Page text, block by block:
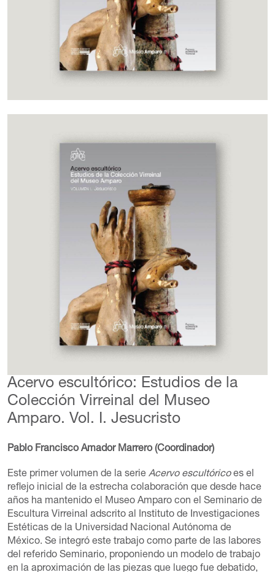
Acervo escultórico: Estudios de la
Colección Virreinal del Museo
Amparo. Vol. I. Jesucristo
Pablo Francisco Amador Marrero (Coordinador)
Este primer volumen de la serie Acervo escultóricoes el
reflejo inicial de la estrecha colaboración que desde hace
años ha mantenido el Museo Amparo con el Seminario de
Escultura Virreinal adscrito al Instituto de Investigaciones
Estéticas de la Universidad Nacional Autónoma de
México. Se integró este trabajo como parte de las labores
del referido Seminario, proponiendo un modelo de trabajo
en la aproximación de las piezas que luego fue debatido,